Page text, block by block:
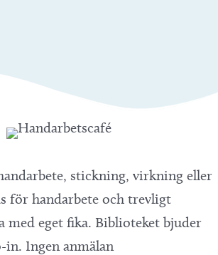
stickning, virkning eller
för handarbete och trevligt
med eget fika. Biblioteket bjuder
Ingen anmälan